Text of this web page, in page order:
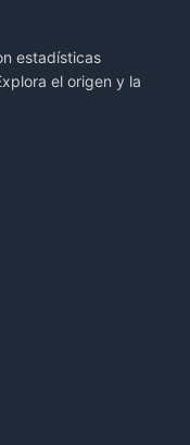
estadísticas
el origen y la